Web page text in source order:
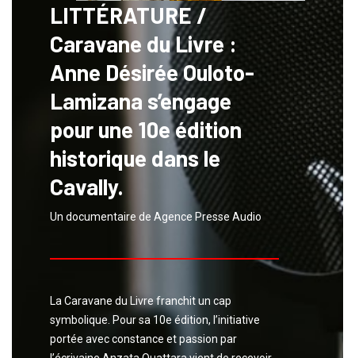
LITTÉRATURE /
Caravane du Livre :
Anne Désirée Ouloto-
Lamizana s’engage
pour une 10e édition
historique dans le
Cavally.
Un documentaire de Agence Presse Audio
La Caravane du Livre franchit un cap
symbolique. Pour sa 10e édition, l’initiative
portée avec constance et passion par